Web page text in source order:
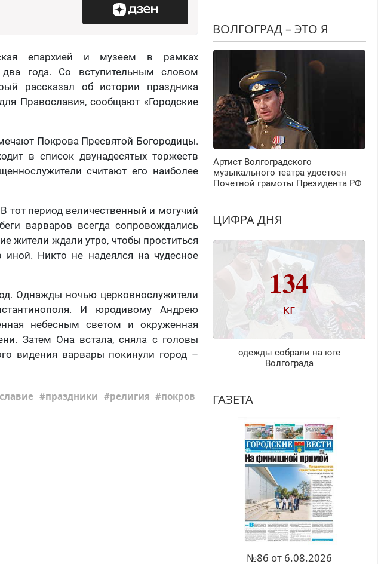
епархией и музеем в рамках
года. Со вступительным словом
рассказал об истории праздника
Православия, сообщают «Городские
Покрова Пресвятой Богородицы.
в список двунадесятых торжеств
считают его наиболее
тот период величественный и могучий
варваров всегда сопровождались
жители ждали утро, чтобы проститься
Никто не надеялся на чудесное
Однажды ночью церковнослужители
И юродивому Андрею
небесным светом и окруженная
Затем Она встала, сняла с головы
видения варвары покинули город –
праздники религия покров
ВОЛГОГРАД – ЭТО Я
Артист Волгоградского
музыкального театра удостоен
Почетной грамоты Президента РФ
ЦИФРА ДНЯ
134
кг
одежды собрали на юге
Волгограда
ГАЗЕТА
№86 от 6.08.2026